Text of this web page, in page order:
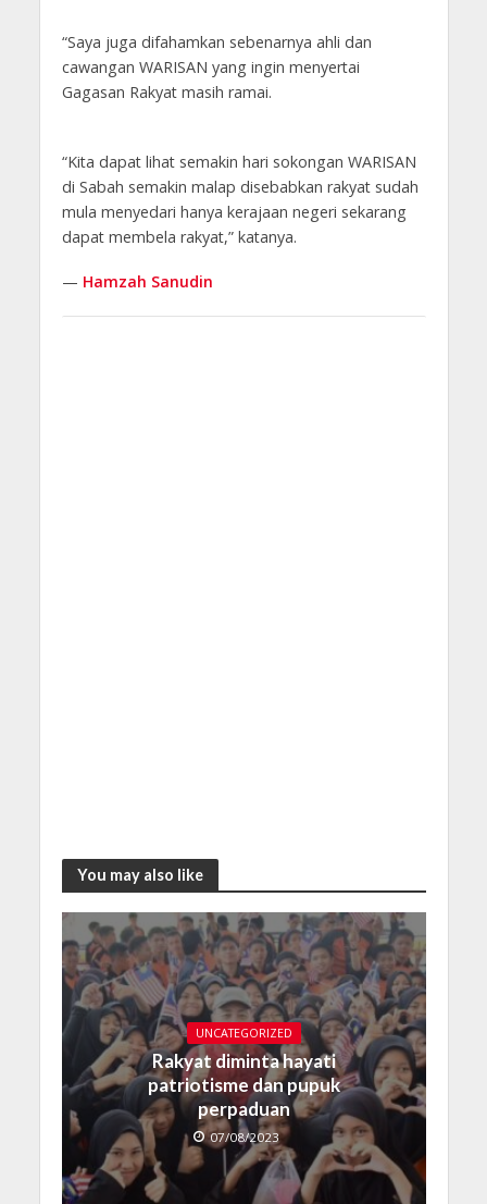
“Saya juga difahamkan sebenarnya ahli dan
cawangan WARISAN yang ingin menyertai
Gagasan Rakyat masih ramai.
“Kita dapat lihat semakin hari sokongan WARISAN
di Sabah semakin malap disebabkan rakyat sudah
mula menyedari hanya kerajaan negeri sekarang
dapat membela rakyat,” katanya.
— Hamzah Sanudin
You may also like
UNCATEGORIZED
Rakyat diminta hayati
patriotisme dan pupuk
perpaduan
07/08/2023